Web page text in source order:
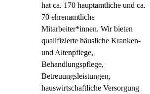
hat ca. 170 hauptamtliche und ca.
70 ehrenamtliche
Mitarbeiter*innen. Wir bieten
qualifizierte häusliche Kranken-
und Altenpflege,
Behandlungspflege,
Betreuungsleistungen,
hauswirtschaftliche Versorgung